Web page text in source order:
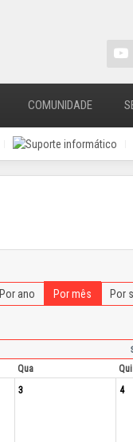
COMUNIDADE
Por ano Por mês Por
Qua
Qui
3 4